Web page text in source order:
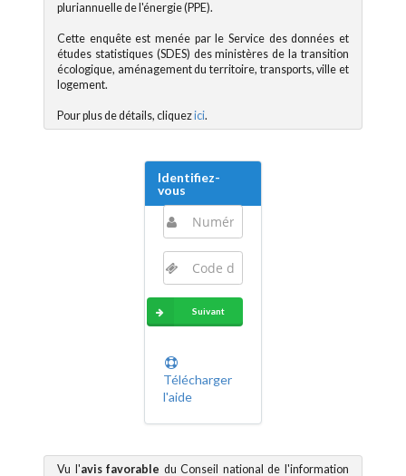
pluriannuelle de l'énergie (PPE).
Cette enquête est menée par le Service des données et
études statistiques (SDES) des ministères de la transition
écologique, aménagement du territoire, transports, ville et
logement.
Pour plus de détails, cliquezici.
Identifiez-
vous
Suivant
Télécharger
l'aide
Vu l'avis favorable du Conseil national de l'information